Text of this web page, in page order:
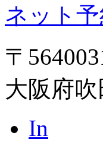
ネット
〒
大阪府
In